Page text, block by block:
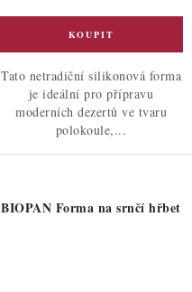
Tato netradiční silikonová forma
je ideální pro přípravu
moderních dezertů ve tvaru
polokoule,...
BIOPAN Forma na srnčí hřbet